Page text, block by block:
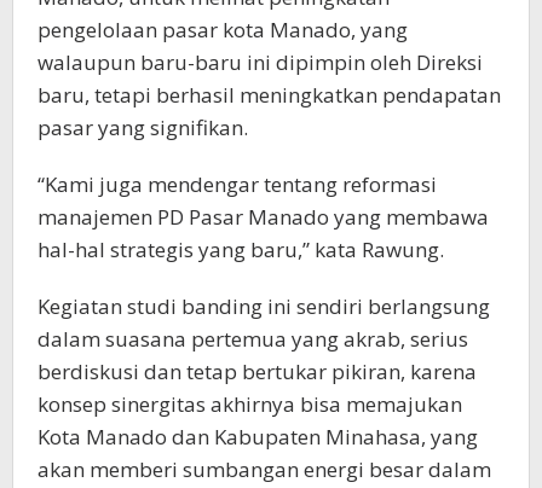
pengelolaan pasar kota Manado, yang
walaupun baru-baru ini dipimpin oleh Direksi
baru, tetapi berhasil meningkatkan pendapatan
pasar yang signifikan.
“Kami juga mendengar tentang reformasi
manajemen PD Pasar Manado yang membawa
hal-hal strategis yang baru,” kata Rawung.
Kegiatan studi banding ini sendiri berlangsung
dalam suasana pertemua yang akrab, serius
berdiskusi dan tetap bertukar pikiran, karena
konsep sinergitas akhirnya bisa memajukan
Kota Manado dan Kabupaten Minahasa, yang
akan memberi sumbangan energi besar dalam